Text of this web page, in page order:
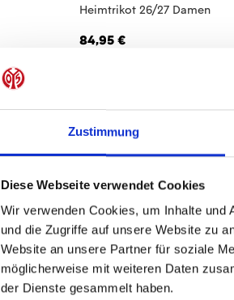
Zustimmung
Diese Webseite verwendet Cookies
Wir verwenden Cookies, um Inhalte und
und die Zugriffe auf unsere Website zu
Website an unsere Partner für soziale
möglicherweise mit weiteren Daten
der Dienste gesammelt haben.
Heimtrikot 26/27 Damen
84,95 €
34,95 €